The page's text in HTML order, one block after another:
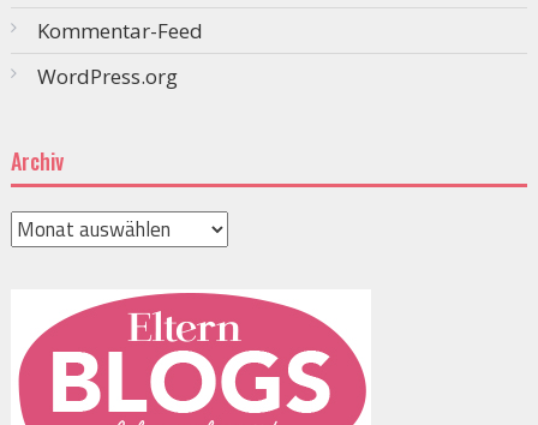
Kommentar-Feed
WordPress.org
Archiv
Archiv